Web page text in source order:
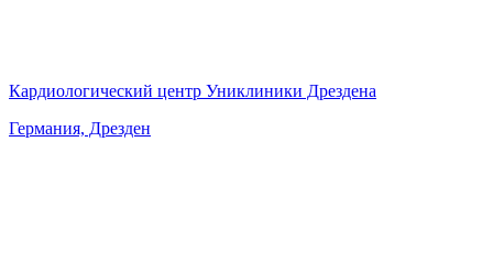
Кардиологический центр Униклиники Дрездена
Германия, Дрезден